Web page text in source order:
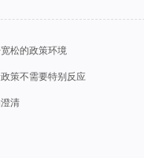
松的政策环境
策不需要特别反应
清